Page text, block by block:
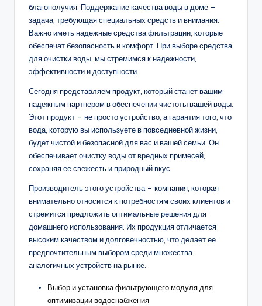
благополучия. Поддержание качества воды в доме –
задача, требующая специальных средств и внимания.
Важно иметь надежные средства фильтрации, которые
обеспечат безопасность и комфорт. При выборе средства
для очистки воды, мы стремимся к надежности,
эффективности и доступности.
Сегодня представляем продукт, который станет вашим
надежным партнером в обеспечении чистоты вашей воды.
Этот продукт – не просто устройство, а гарантия того, что
вода, которую вы используете в повседневной жизни,
будет чистой и безопасной для вас и вашей семьи. Он
обеспечивает очистку воды от вредных примесей,
сохраняя ее свежесть и природный вкус.
Производитель этого устройства – компания, которая
внимательно относится к потребностям своих клиентов и
стремится предложить оптимальные решения для
домашнего использования. Их продукция отличается
высоким качеством и долговечностью, что делает ее
предпочтительным выбором среди множества
аналогичных устройств на рынке.
Выбор и установка фильтрующего модуля для
оптимизации водоснабжения